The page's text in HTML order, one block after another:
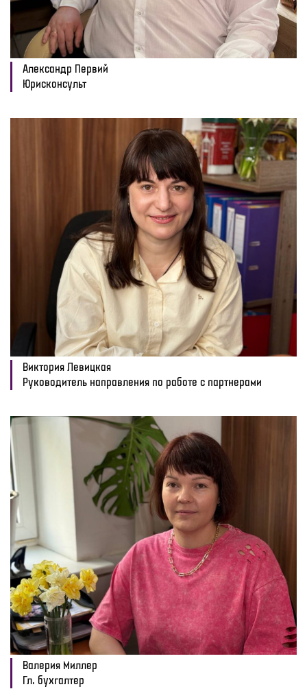
Александр Первий
Юрисконсульт
Виктория Левицкая
Руководитель направления по работе с партнерами
Валерия Миллер
Гл. бухгалтер